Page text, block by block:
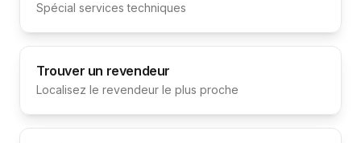
Spécial services techniques
Trouver un revendeur
Localisez le revendeur le plus proche